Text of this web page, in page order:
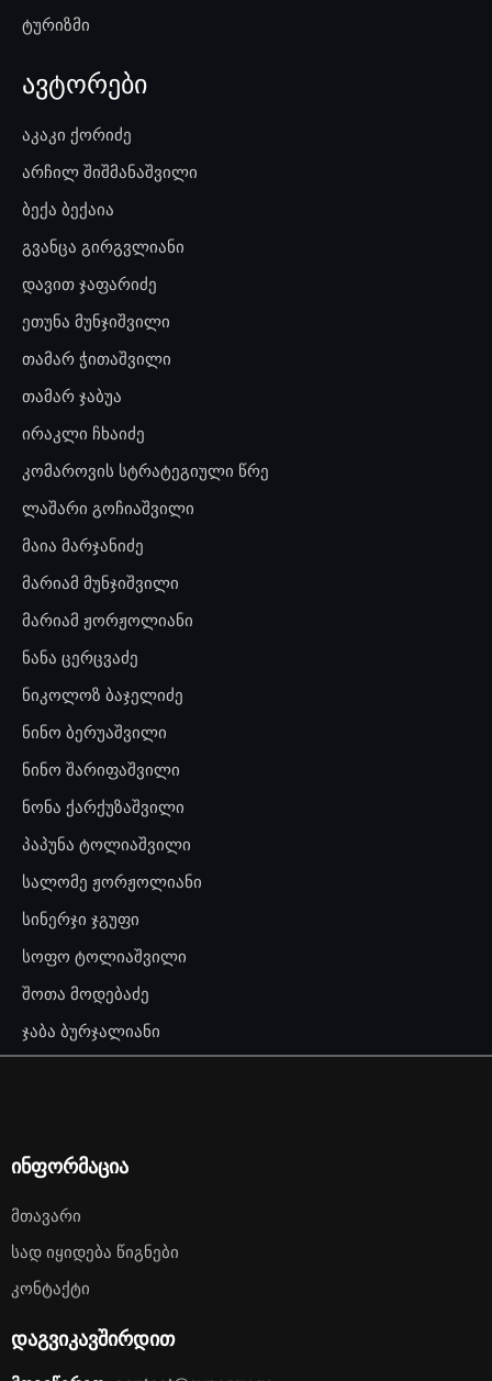
ტურიზმი
ავტორები
აკაკი ქორიძე
არჩილ შიშმანაშვილი
ბექა ბექაია
გვანცა გირგვლიანი
დავით ჯაფარიძე
ეთუნა მუნჯიშვილი
თამარ ჭითაშვილი
თამარ ჯაბუა
ირაკლი ჩხაიძე
კომაროვის სტრატეგიული წრე
ლაშარი გოჩიაშვილი
მაია მარჯანიძე
მარიამ მუნჯიშვილი
მარიამ ჟორჟოლიანი
ნანა ცერცვაძე
ნიკოლოზ ბაჯელიძე
ნინო ბერუაშვილი
ნინო შარიფაშვილი
ნონა ქარქუზაშვილი
პაპუნა ტოლიაშვილი
სალომე ჟორჟოლიანი
სინერჯი ჯგუფი
სოფო ტოლიაშვილი
შოთა მოდებაძე
ჯაბა ბურჯალიანი
ინფორმაცია
Მთავარი
Სად Იყიდება Წიგნები
Კონტაქტი
დაგვიკავშირდით